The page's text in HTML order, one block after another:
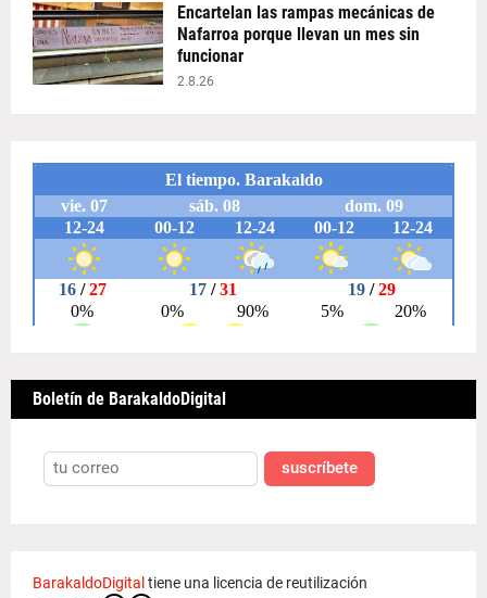
Encartelan las rampas mecánicas de
Nafarroa porque llevan un mes sin
funcionar
2.8.26
Boletín de BarakaldoDigital
suscríbete
BarakaldoDigital tiene una licencia de reutilización